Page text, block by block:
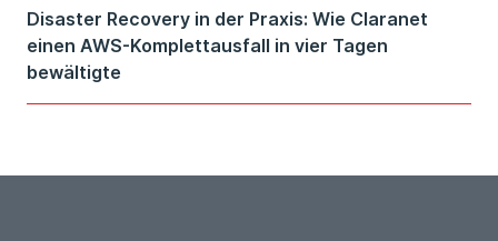
Disaster Recovery in der Praxis: Wie Claranet
einen AWS-Komplettausfall in vier Tagen
bewältigte